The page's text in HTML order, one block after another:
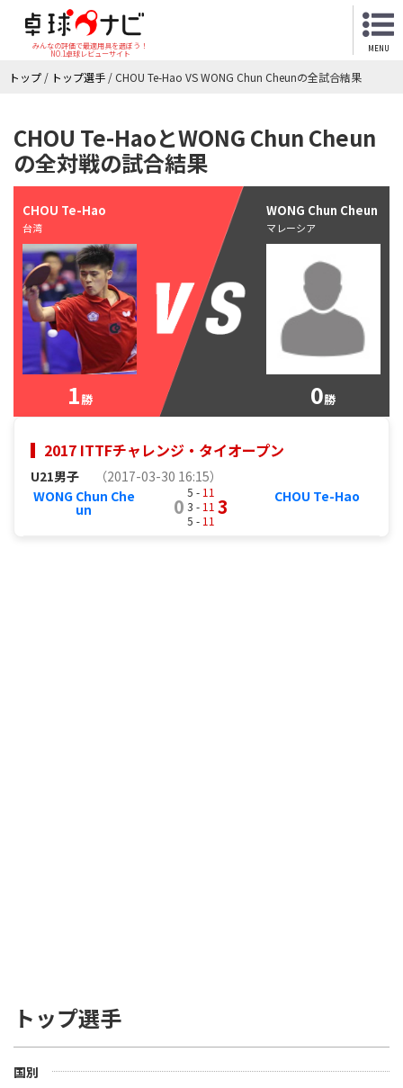
みんなの評価で最適用具を選ぼう！
NO.1卓球レビューサイト
MENU
トップ / トップ選手 / CHOU Te-Hao VS WONG Chun Cheunの全試合結果
CHOU Te-HaoとWONG Chun Cheun
の全対戦の試合結果
CHOU Te-Hao
台湾
1勝
WONG Chun Cheun
マレーシア
0勝
2017 ITTFチャレンジ・タイオープン
U21男子
（2017-03-30 16:15）
WONG Chun Che
un 0
5 - 11
3 - 11
5 - 11
3 CHOU Te-Hao
トップ選手
国別